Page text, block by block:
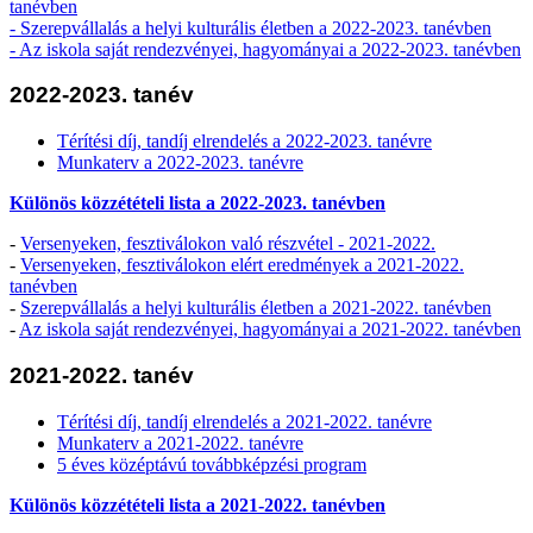
tanévben
- Szerepvállalás a helyi kulturális életben a 2022-2023. tanévben
- Az iskola saját rendezvényei, hagyományai a 2022-2023. tanévben
2022-2023. tanév
Térítési díj, tandíj elrendelés a 2022-2023. tanévre
Munkaterv a 2022-2023. tanévre
Különös közzétételi lista a 2022-2023. tanévben
- Versenyeken, fesztiválokon való részvétel - 2021-2022.
- Versenyeken, fesztiválokon elért eredmények a 2021-2022.
tanévben
- Szerepvállalás a helyi kulturális életben a 2021-2022. tanévben
- Az iskola saját rendezvényei, hagyományai a 2021-2022. tanévben
2021-2022. tanév
Térítési díj, tandíj elrendelés a 2021-2022. tanévre
Munkaterv a 2021-2022. tanévre
5 éves középtávú továbbképzési program
Különös közzétételi lista a 2021-2022. tanévben